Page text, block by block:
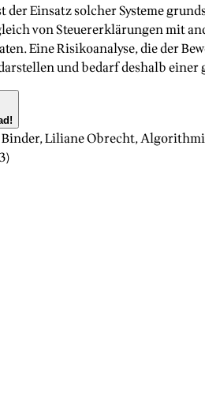
der Einsatz solcher Systeme
von Steuererklärungen mit
Eine Risikoanalyse, die der
und bedarf deshalb
Liliane Obrecht,
)